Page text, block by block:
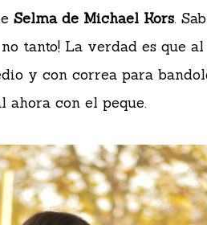
Selma de Michael Kors.
tanto! La verdad es que
y con correa para
ahora con el peque.